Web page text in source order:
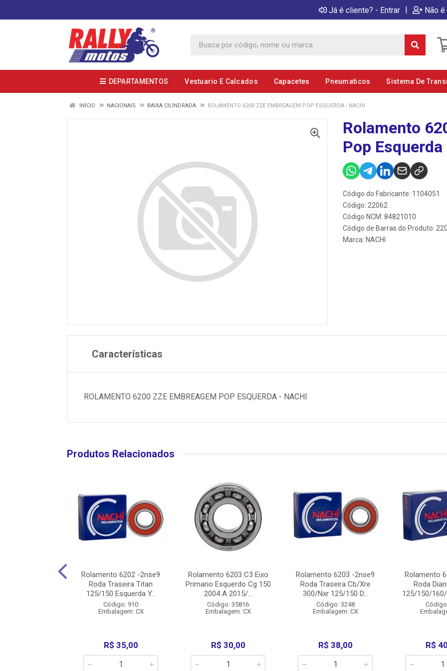
Já é cliente? - Entrar | Não
DEPARTAMENTOS Vestuario E Calcados Capacetes Pneumaticos Sistema De
INÍCIO NACIONAIS BAIXA CILINDRADA ROLAMENTO 6200 ZZE EMBREAGEM POP ESQUERDA - NACHI
Rolamento
Pop
Código do Fabricante: 1104051
Código: 22062
Código NCM: 84821010
Código de Barras do Produto:
Marca: NACHI
Características
ROLAMENTO 6200 ZZE EMBREAGEM POP ESQUERDA - NACHI
Produtos Relacionados
Rolamento 6202 -2nse9
Roda Traseira Titan
125/150 Esquerda Y...
Código: 910
Embalagem: CX
R$ 35,00
Rolamento 6203 C3 Eixo
Primario Esquerdo Cg 150
2004 A 2015/...
Código: 35816
Embalagem: CX
R$ 30,00
Rolamento 6203 -2nse9
Roda Traseira Cb/Xre
300/Nxr 125/150 D...
Código: 3248
Embalagem: CX
R$ 38,00
Rolamento
Roda
125/150/
R$